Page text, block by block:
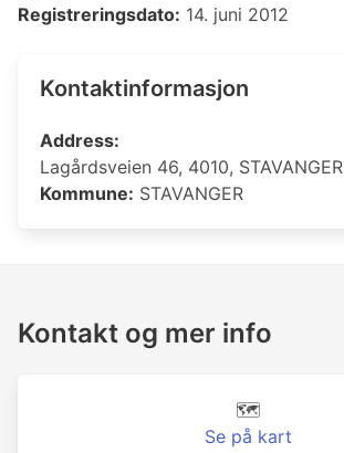
Registreringsdato: 14. juni 2012
Kontaktinformasjon
Address:
Lagårdsveien 46, 4010, STAVANGER
Kommune: STAVANGER
Kontakt og mer info
🗺️
Se på kart